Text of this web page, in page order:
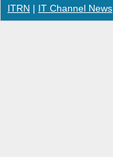
ITRN IT Channel News